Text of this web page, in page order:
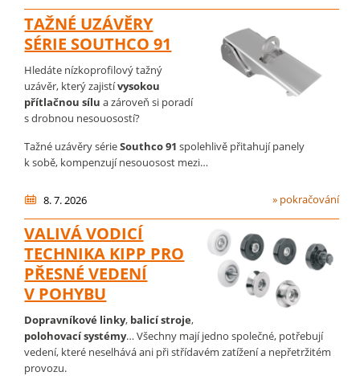
TAŽNÉ UZÁVĚRY
SÉRIE SOUTHCO 91
Hledáte nízkoprofilový tažný
uzávěr, který zajistívysokou
přítlačnou sílu a zároveň si poradí
s drobnou nesouosostí?
Tažné uzávěry sérieSouthco 91 spolehlivě přitahují panely
k sobě, kompenzují nesouosost mezi…
8. 7. 2026 » pokračování
VALIVÁ VODICÍ
TECHNIKA KIPP PRO
PŘESNÉ VEDENÍ
V POHYBU
Dopravníkové linky, balicí stroje,
polohovací systémy… Všechny mají jedno společné, potřebují
vedení, které neselhává ani při střídavém zatížení a nepřetržitém
provozu.